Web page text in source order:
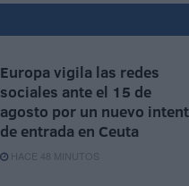
Europa vigila las redes
sociales ante el 15 de
agosto por un nuevo
de entrada en Ceuta
HACE 48 MINUTOS